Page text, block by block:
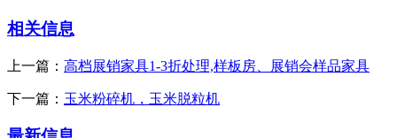
相关信息
上一篇： 高档展销家具1-3折处理,样板房、展销会样品家具
下一篇： 玉米粉碎机，玉米脱粒机